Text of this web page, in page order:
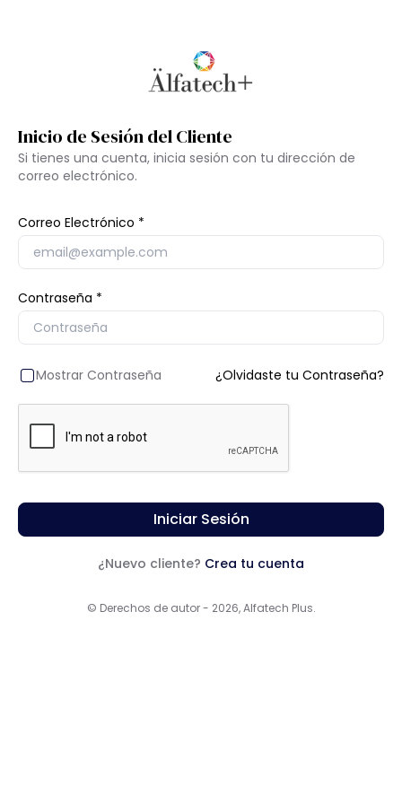
Inicio de Sesión del Cliente
Si tienes una cuenta, inicia sesión con tu dirección de
correo electrónico.
Correo Electrónico
Contraseña
Mostrar Contraseña ¿Olvidaste tu Contraseña?
Iniciar Sesión
¿Nuevo cliente? Crea tu cuenta
© Derechos de autor - 2026, Alfatech Plus.